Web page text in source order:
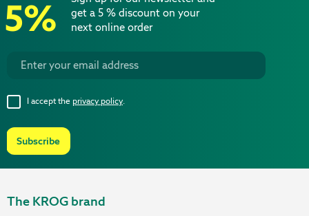
5%
get a 5 % discount on your
next online order
Subscribe
I accept the privacy policy.
The KROG brand